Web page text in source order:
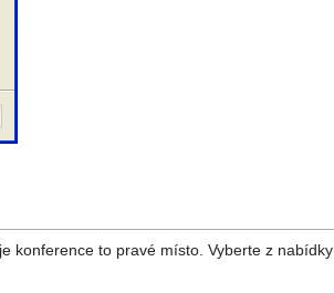
konference to pravé místo. Vyberte z nabídky